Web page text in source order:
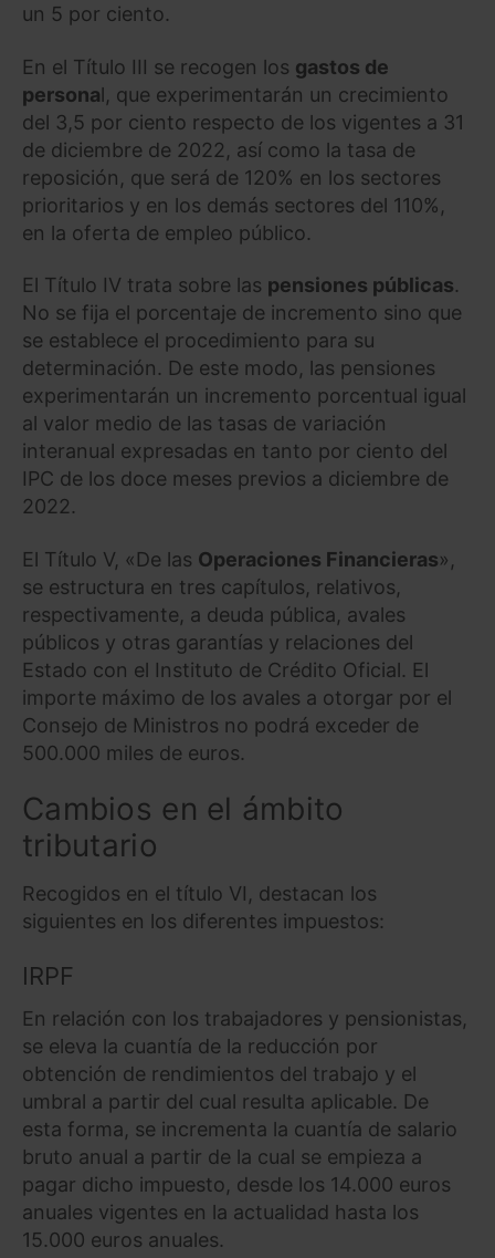
un 5 por ciento.
En el Título III se recogen los gastos de
personal, que experimentarán un crecimiento
del 3,5 por ciento respecto de los vigentes a 31
de diciembre de 2022, así como la tasa de
reposición, que será de 120% en los sectores
prioritarios y en los demás sectores del 110%,
en la oferta de empleo público.
El Título IV trata sobre las pensiones públicas.
No se fija el porcentaje de incremento sino que
se establece el procedimiento para su
determinación. De este modo, las pensiones
experimentarán un incremento porcentual igual
al valor medio de las tasas de variación
interanual expresadas en tanto por ciento del
IPC de los doce meses previos a diciembre de
2022.
El Título V, «De las Operaciones Financieras»,
se estructura en tres capítulos, relativos,
respectivamente, a deuda pública, avales
públicos y otras garantías y relaciones del
Estado con el Instituto de Crédito Oficial. El
importe máximo de los avales a otorgar por el
Consejo de Ministros no podrá exceder de
500.000 miles de euros.
Cambios en el ámbito
tributario
Recogidos en el título VI, destacan los
siguientes en los diferentes impuestos:
IRPF
En relación con los trabajadores y pensionistas,
se eleva la cuantía de la reducción por
obtención de rendimientos del trabajo y el
umbral a partir del cual resulta aplicable. De
esta forma, se incrementa la cuantía de salario
bruto anual a partir de la cual se empieza a
pagar dicho impuesto, desde los 14.000 euros
anuales vigentes en la actualidad hasta los
15.000 euros anuales.